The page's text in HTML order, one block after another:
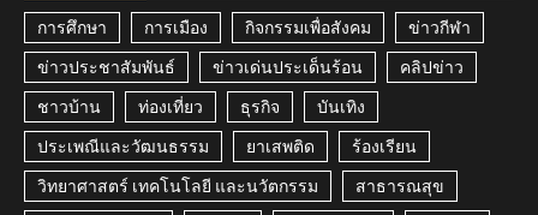
การศึกษา การเมือง กิจกรรมเพื่อสังคม ข่าวกีฬา
ข่าวประชาสัมพันธ์ ข่าวเด่นประเด็นร้อน คลิปข่าว
ชาวบ้าน ท่องเที่ยว ธุรกิจ บันเทิง
ประเพณีและวัฒนธรรม ยาเสพติด ร้องเรียน
วิทยาศาสตร์ เทคโนโลยี และนวัตกรรม สาธารณสุข